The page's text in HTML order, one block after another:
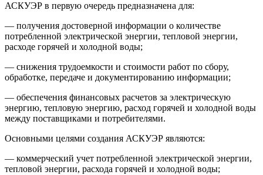
АСКУЭР в первую очередь предназначена для:
— получения достоверной информации о количестве
потребленной электрической энергии, тепловой энергии,
расходе горячей и холодной воды;
— снижения трудоемкости и стоимости работ по сбору,
обработке, передаче и документированию информации;
— обеспечения финансовых расчетов за электрическую
энергию, тепловую энергию, расход горячей и холодной воды
между поставщиками и потребителями.
Основными целями создания АСКУЭР являются:
— коммерческий учет потребленной электрической энергии,
тепловой энергии, расхода горячей и холодной воды;